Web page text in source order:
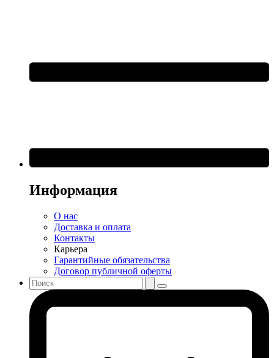
Информация
О нас
Доставка и оплата
Контакты
Карьера
Гарантийные обязательства
Договор публичной оферты